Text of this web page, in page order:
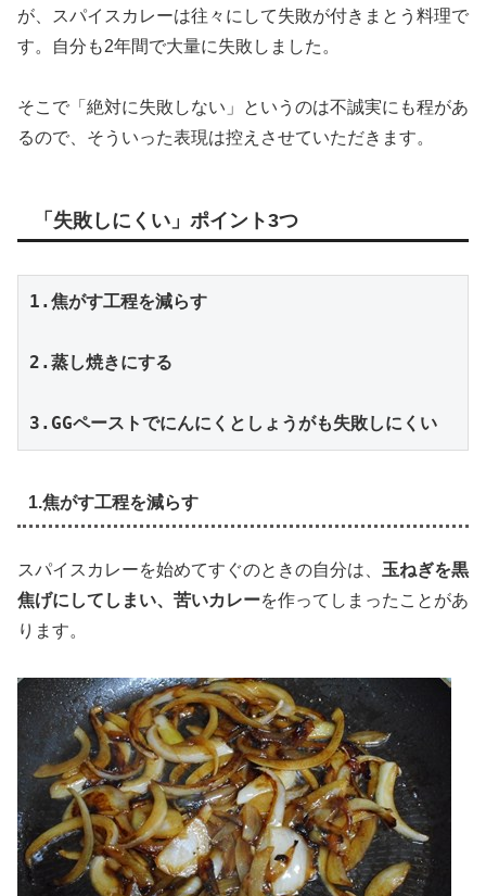
が、スパイスカレーは往々にして失敗が付きまとう料理で
す。自分も2年間で大量に失敗しました。
そこで「絶対に失敗しない」というのは不誠実にも程があ
るので、そういった表現は控えさせていただきます。
「失敗しにくい」ポイント3つ
1.焦がす工程を減らす
2.蒸し焼きにする
3.GGペーストでにんにくとしょうがも失敗しにくい
1.焦がす工程を減らす
スパイスカレーを始めてすぐのときの自分は、 玉ねぎを黒
焦げにしてしまい、苦いカレーを作ってしまったことがあ
ります。